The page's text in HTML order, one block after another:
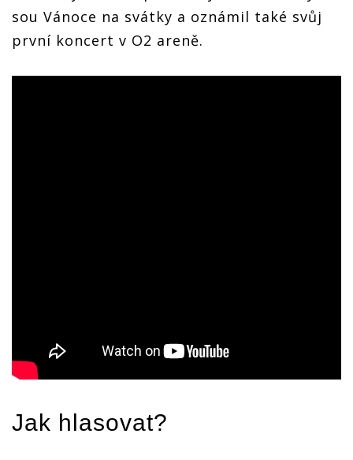
sou Vánoce na svátky a oznámil také svůj
první koncert v O2 areně.
Jak hlasovat?